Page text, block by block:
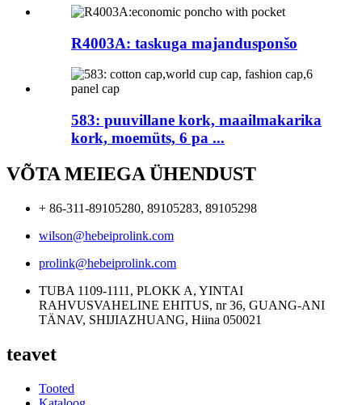
R4003A: taskuga majandusponšo
583: puuvillane kork, maailmakarika
kork, moemüts, 6 pa ...
VÕTA MEIEGA ÜHENDUST
+ 86-311-89105280, 89105283, 89105298
wilson@hebeiprolink.com
prolink@hebeiprolink.com
TUBA 1109-1111, PLOKK A, YINTAI
RAHVUSVAHELINE EHITUS, nr 36, GUANG-ANI
TÄNAV, SHIJIAZHUANG, Hiina 050021
teavet
Tooted